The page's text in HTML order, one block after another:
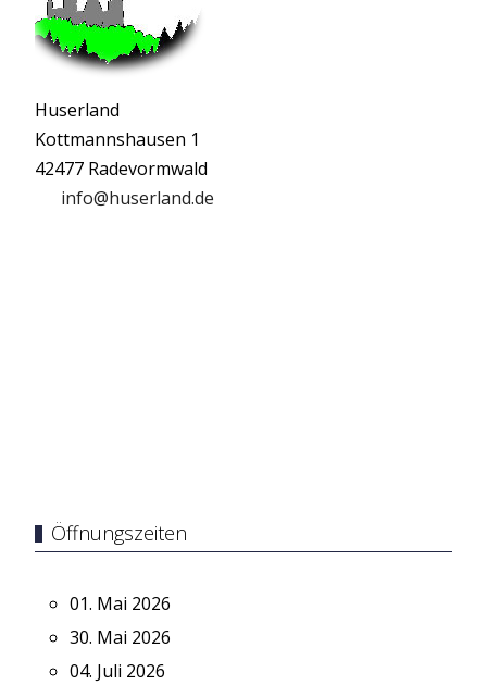
Huserland
Kottmannshausen 1
42477 Radevormwald
info@huserland.de
Öffnungszeiten
01. Mai 2026
30. Mai 2026
04. Juli 2026